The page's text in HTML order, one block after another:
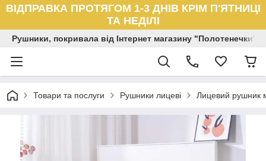
ВІДПРАВКА ПРОТЯГОМ 1-3 ДНІВ КРІМ П'ЯТНИЦІ
ТА НЕДІЛІ
Рушники, покривала від Інтернет магазину "Полотенечки"
Товари та послуги Рушники лицеві Лицевий рушник